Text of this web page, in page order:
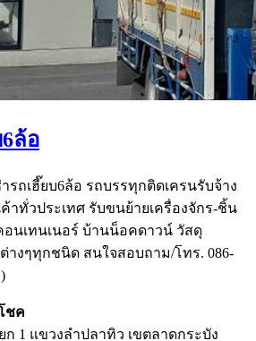
ล้อ
รถเฮี๊ยบ6ล้อ รถบรรทุกติดเครนรับจ้าง
าทั่วประเทศ รับขนย้ายเครื่องจักร-ชิ้น
นเทนเนอร์ บ้านน็อคดาวน์ วัสดุ
างๆทุกชนิด สนใจสอบถาม/โทร. 086-
ชค
ก 1 แขวงลำปลาทิว เขตลาดกระบัง